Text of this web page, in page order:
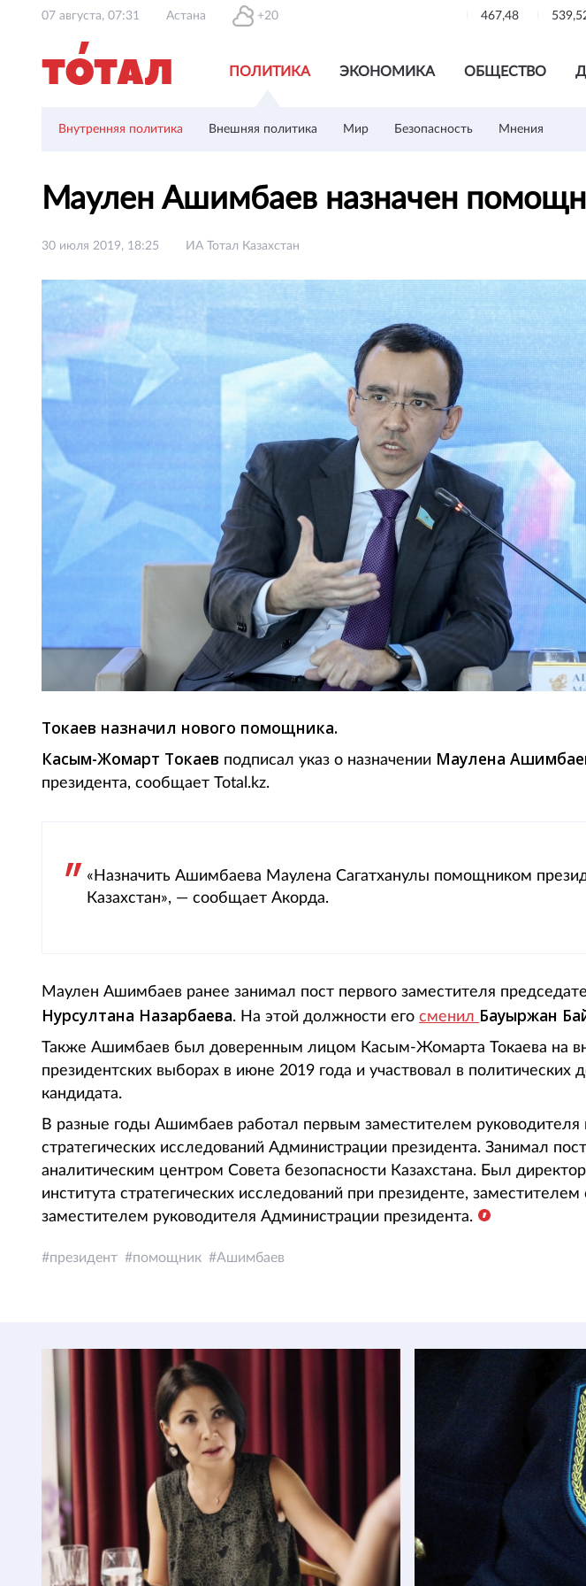
07 августа, 07:31 Астана +20 467,48
ПОЛИТИКА ЭКОНОМИКА ОБЩЕСТВО
Внутренняя политика Внешняя политика Мир Безопасность Мнения
Маулен Ашимбаев назначен
30 июля 2019, 18:25 ИА Тотал Казахстан
Токаев назначил нового помощника.
Касым-Жомарт Токаев подписал указ о назначении Маулена
президента, сообщает Total.kz.
«Назначить Ашимбаева Маулена Сагатханулы помощником
Казахстан», — сообщает Акорда.
Маулен Ашимбаев ранее занимал пост первого заместителя
Нурсултана Назарбаева. На этой должности его сменил Бауыржан
Также Ашимбаев был доверенным лицом Касым-Жомарта Токаева на
президентских выборах в июне 2019 года и участвовал в политических
кандидата.
В разные годы Ашимбаев работал первым заместителем руководителя
стратегических исследований Администрации президента. Занимал
аналитическим центром Совета безопасности Казахстана. Был
института стратегических исследований при президенте,
заместителем руководителя Администрации президента.
президент помощник Ашимбаев